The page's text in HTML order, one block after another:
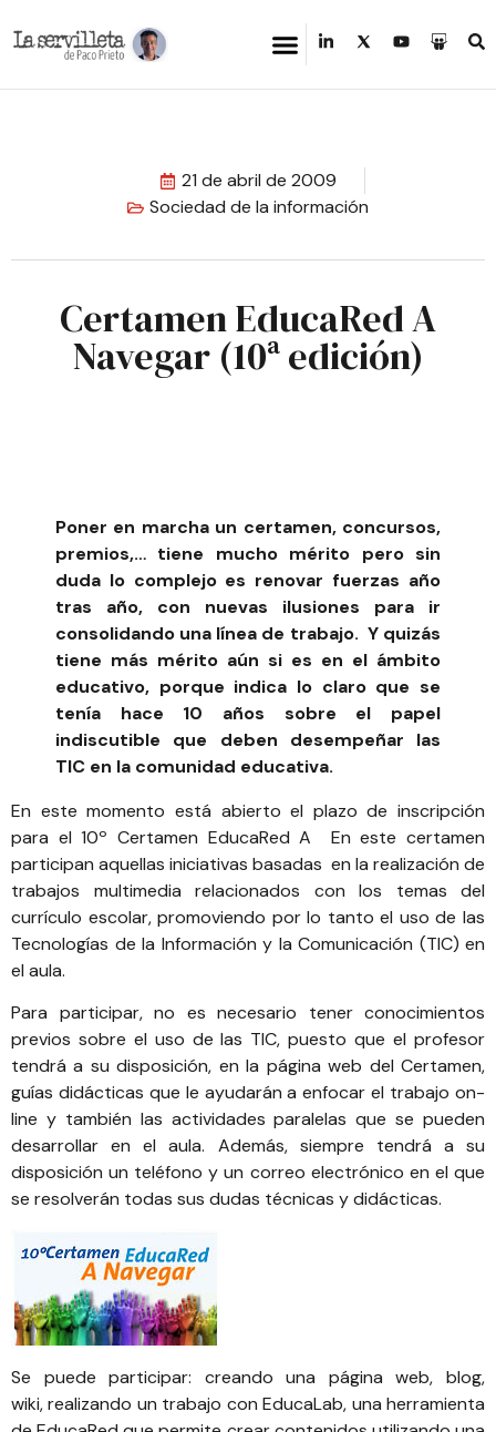
21 de abril de 2009
Sociedad de la información
Certamen EducaRed A
Navegar (10ª edición)
Poner en marcha un certamen, concursos,
premios,… tiene mucho mérito pero sin
duda lo complejo es renovar fuerzas año
tras año, con nuevas ilusiones para ir
consolidando una línea de trabajo. Y quizás
tiene más mérito aún si es en el ámbito
educativo, porque indica lo claro que se
tenía hace 10 años sobre el papel
indiscutible que deben desempeñar las
TIC en la comunidad educativa.
En este momento está abierto el plazo de inscripción
para el10º Certamen EducaRed A
En este certamen
participan aquellas iniciativas basadas en la realización de
trabajos multimedia relacionados con los temas del
currículo escolar, promoviendo por lo tanto el uso de las
Tecnologías de la Información y la Comunicación (TIC) en
el aula.
Para participar, no es necesario tener conocimientos
previos sobre el uso de las TIC, puesto que el profesor
tendrá a su disposición, en la página web del Certamen,
guías didácticas que le ayudarán a enfocar el trabajo on-
line y también las actividades paralelas que se pueden
desarrollar en el aula. Además, siempre tendrá a su
disposición un teléfono y un correo electrónico en el que
se resolverán todas sus dudas técnicas y didácticas.
Se puede participar: creando una página web, blog,
wiki, realizando un trabajo con EducaLab, una herramienta